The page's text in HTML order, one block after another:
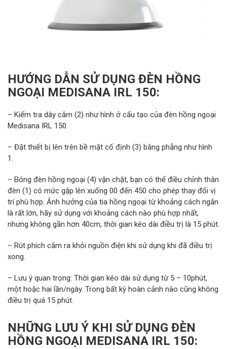
HƯỚNG DẪN SỬ DỤNG ĐÈN HỒNG
NGOẠI MEDISANA IRL 150:
– Kiểm tra dây cắm (2) như hình ở cấu tạo của đèn hồng ngoại
Medisana IRL 150.
– Đặt thiết bị lên trên bề mặt cố định (3) bằng phẳng như hình
1.
– Bóng đèn hồng ngoại (4) vặn chặt, bạn có thể điều chỉnh thân
đèn (1) có mức gập lên xuống 00 đến 450 cho phép thay đổi vị
trí phù hợp. Ảnh hưởng của tia hồng ngoại từ khoảng cách ngắn
là rất lớn, hãy sử dụng với khoảng cách nào phù hợp nhất,
nhưng không gần hơn 40cm, thời gian kéo dài điều trị là 15 phút.
– Rút phích cắm ra khỏi nguồn điện khi sử dụng khi đã điều trị
xong.
– Lưu ý quan trọng: Thời gian kéo dài sử dụng từ 5 – 10phút,
một hoặc hai lần/ngày. Trong bất kỳ hoàn cảnh nào cũng không
điều trị quá 15 phút.
NHỮNG LƯU Ý KHI SỬ DỤNG ĐÈN
HỒNG NGOẠI MEDISANA IRL 150: